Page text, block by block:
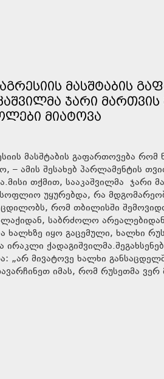
ᲛᲐᲡᲨᲢᲐᲑᲘᲡ
ᲯᲐᲠᲘ
ᲛᲘᲐᲢᲝᲕᲐ
მასშტაბის გაფართოვება
ამის შესახებ პარლამენტის
თქმით, სააკაშვილმა ჯარი
უყურებდა, რა
რომ თბილისში
საბრძოლო არეალებიდან.
ხალხზე იყო გაცემული, ხალხი
მივატოვე ხალხი
იმას, რომ რუსეთმა ვერ